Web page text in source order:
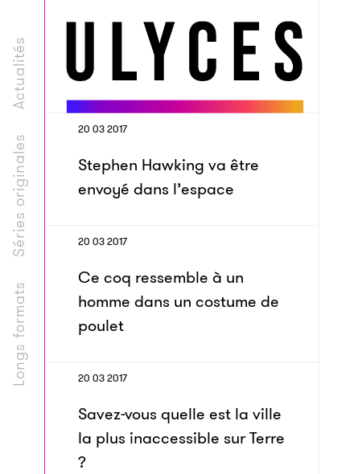
Longs formats
Séries originales
Actualités
20 03 2017
Stephen Hawking va être
envoyé dans l’espace
20 03 2017
Ce coq ressemble à un
homme dans un costume de
poulet
20 03 2017
Savez-vous quelle est la ville
la plus inaccessible sur Terre
?